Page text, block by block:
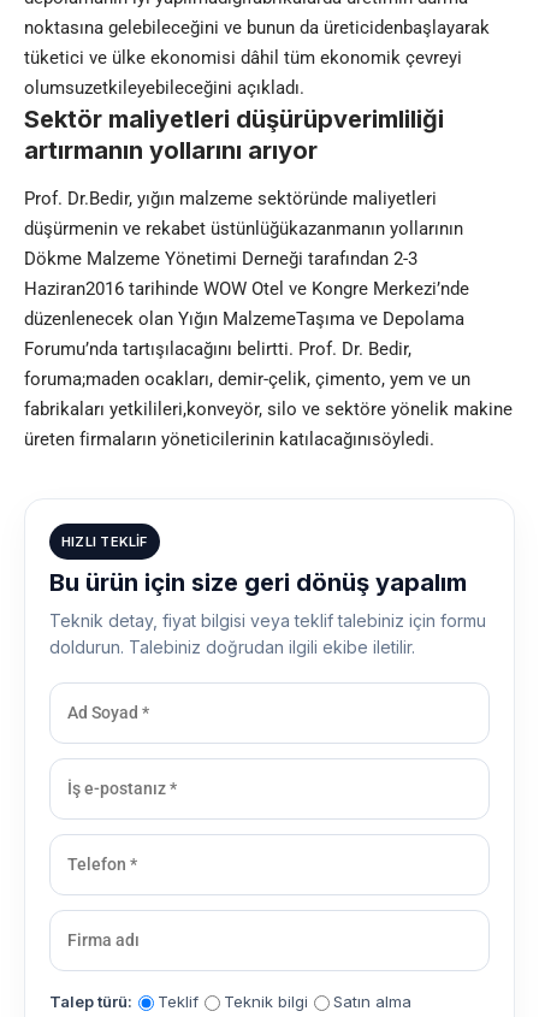
noktasına gelebileceğini ve bunun da üreticidenbaşlayarak
tüketici ve ülke ekonomisi dâhil tüm ekonomik çevreyi
olumsuzetkileyebileceğini açıkladı.
Sektör maliyetleri düşürüpverimliliği
artırmanın yollarını arıyor
Prof. Dr.Bedir, yığın malzeme sektöründe maliyetleri
düşürmenin ve rekabet üstünlüğükazanmanın yollarının
Dökme Malzeme Yönetimi Derneği tarafından 2-3
Haziran2016 tarihinde WOW Otel ve Kongre Merkezi’nde
düzenlenecek olan Yığın MalzemeTaşıma ve Depolama
Forumu’nda tartışılacağını belirtti. Prof. Dr. Bedir,
foruma;maden ocakları, demir-çelik, çimento, yem ve un
fabrikaları yetkilileri,konveyör, silo ve sektöre yönelik makine
üreten firmaların yöneticilerinin katılacağınısöyledi.
HIZLI TEKLIF
Bu ürün için size geri dönüş yapalım
Teknik detay, fiyat bilgisi veya teklif talebiniz için formu
doldurun. Talebiniz doğrudan ilgili ekibe iletilir.
Talep türü: Teklif Teknik bilgi Satın alma